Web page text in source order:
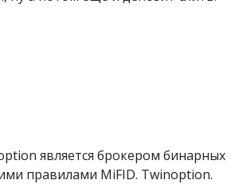
является брокером бинарных
правилами MiFID. Twinoption.